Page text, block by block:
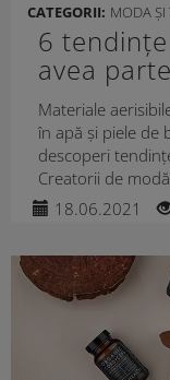
CATEGORII: MODA ȘI
6
avea
modăo
Materiale
în apă și piele de
descoperi
Creatorii de modă
18.06.2021